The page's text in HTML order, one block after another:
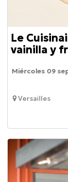
Le
vainilla y
Versailles
Miércoles 09